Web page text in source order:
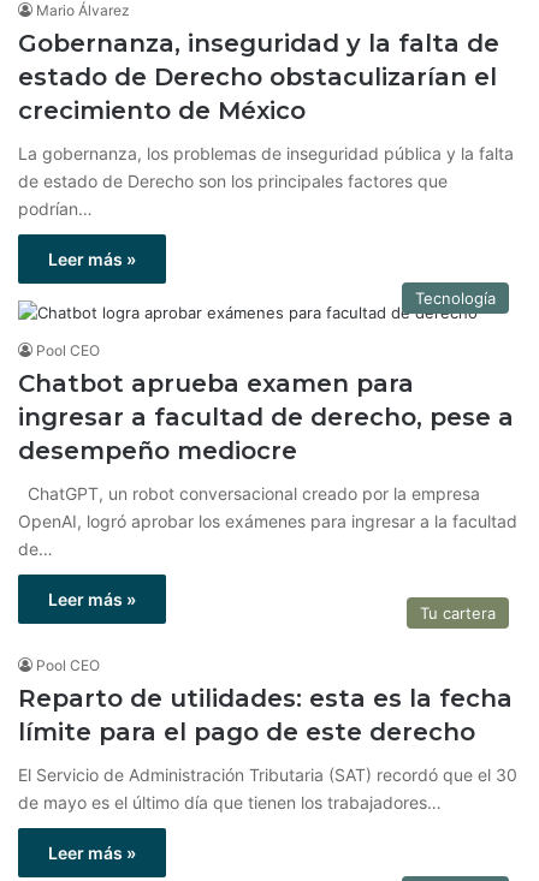
Mario Álvarez
Gobernanza, inseguridad y la falta de
estado de Derecho obstaculizarían el
crecimiento de México
La gobernanza, los problemas de inseguridad pública y la falta
de estado de Derecho son los principales factores que
podrían…
Leer más »
Tecnología
Pool CEO
Chatbot aprueba examen para
ingresar a facultad de derecho, pese a
desempeño mediocre
ChatGPT, un robot conversacional creado por la empresa
OpenAI, logró aprobar los exámenes para ingresar a la facultad
de…
Leer más »
Tu cartera
Pool CEO
Reparto de utilidades: esta es la fecha
límite para el pago de este derecho
El Servicio de Administración Tributaria (SAT) recordó que el 30
de mayo es el último día que tienen los trabajadores…
Leer más »